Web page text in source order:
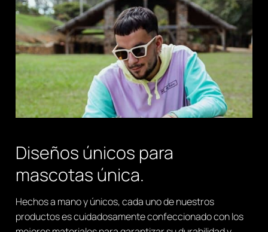
Diseños únicos para
mascotas única.
Hechos a mano y únicos, cada uno de nuestros
productos es cuidadosamente confeccionado con los